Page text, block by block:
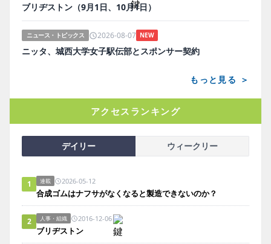
ブリヂストン（9月1日、10月1日）
ニュース・トピックス 2026-08-07 NEW
ニッタ、城西大学女子駅伝部とスポンサー契約
もっと見る ＞
アクセスランキング
デイリー ウィークリー
1 連載 2026-05-12
合成ゴムはナフサがなくなると製造できないのか？
2 人事・組織 2016-12-06
ブリヂストン